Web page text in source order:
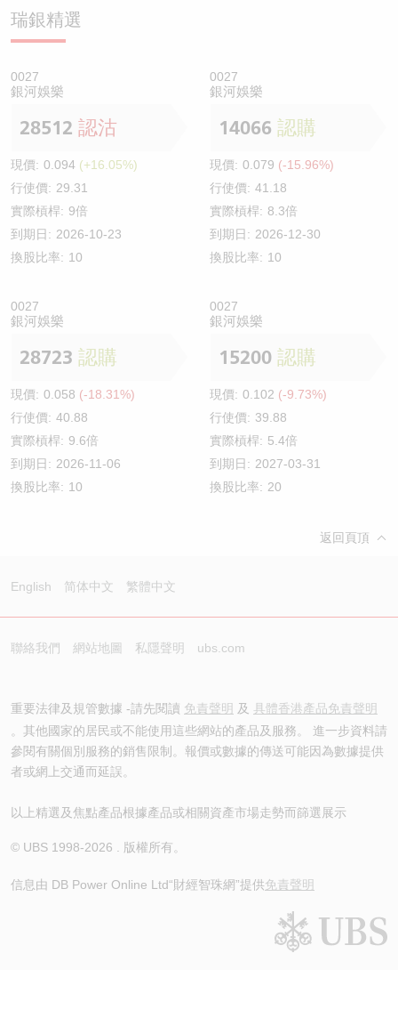
瑞銀精選
0027
銀河娛樂
28512 認沽
現價: 0.094 (+16.05%)
行使價: 29.31
實際槓桿: 9倍
到期日: 2026-10-23
換股比率: 10
0027
銀河娛樂
14066 認購
現價: 0.079 (-15.96%)
行使價: 41.18
實際槓桿: 8.3倍
到期日: 2026-12-30
換股比率: 10
0027
銀河娛樂
28723 認購
現價: 0.058 (-18.31%)
行使價: 40.88
實際槓桿: 9.6倍
到期日: 2026-11-06
換股比率: 10
0027
銀河娛樂
15200 認購
現價: 0.102 (-9.73%)
行使價: 39.88
實際槓桿: 5.4倍
到期日: 2027-03-31
換股比率: 20
返回頁頂
English 简体中文 繁體中文
聯絡我們 網站地圖 私隱聲明 ubs.com
重要法律及規管數據 -請先閱讀 免責聲明 及 具體香港產品免責聲明
。其他國家的居民或不能使用這些網站的產品及服務。 進一步資料請
參閱有關個別服務的銷售限制。報價或數據的傳送可能因為數據提供
者或網上交通而延誤。
以上精選及焦點產品根據產品或相關資產市場走勢而篩選展示
© UBS 1998-2026 . 版權所有。
信息由 DB Power Online Ltd“財經智珠網”提供免責聲明